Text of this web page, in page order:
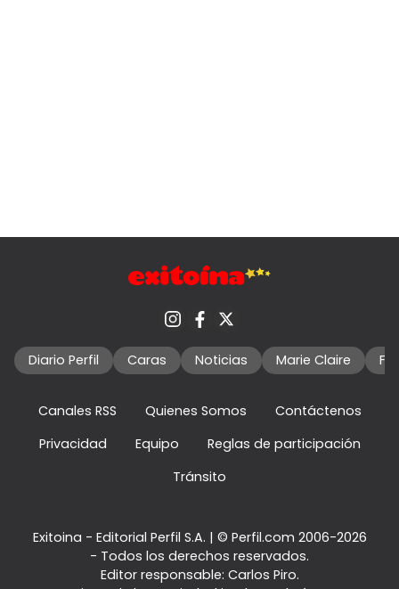
Diario Perfil Caras Noticias Marie Claire
Canales RSS Quienes Somos
Contáctenos
Privacidad
Equipo
Reglas de participación
Tránsito
Exitoina - Editorial Perfil S.A. | © Perfil.com 2006-2026
- Todos los derechos reservados.
Editor responsable: Carlos Piro.